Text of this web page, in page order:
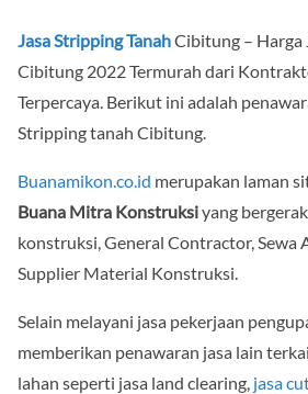
Jasa Stripping TanahCibitung – Harga
Cibitung 2022 Termurah dari
Terpercaya. Berikut ini adalah
Stripping tanah Cibitung.
Buanamikon.co.id merupakan laman
Buana Mitra Konstruksiyang
konstruksi, General Contractor, Sewa
Supplier Material Konstruksi.
Selain melayani jasa pekerjaan
memberikan penawaran jasa lain
lahan seperti jasa land clearing, jasa